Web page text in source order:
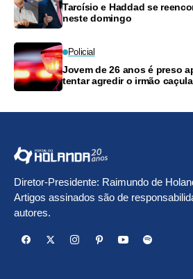
Tarcísio e Haddad se
neste domingo
Policial
Jovem de 26 anos é preso
tentar agredir o irmão
Diretor-Presidente: Raimundo de
Artigos assinados são de
autores.